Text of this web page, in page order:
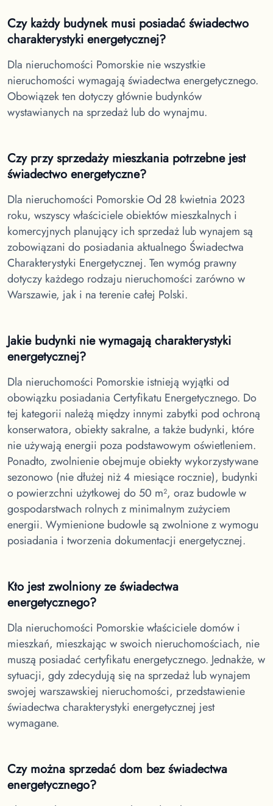
Czy każdy budynek musi posiadać świadectwo
charakterystyki energetycznej?
Dla nieruchomości Pomorskie nie wszystkie
nieruchomości wymagają świadectwa energetycznego.
Obowiązek ten dotyczy głównie budynków
wystawianych na sprzedaż lub do wynajmu.
Czy przy sprzedaży mieszkania potrzebne jest
świadectwo energetyczne?
Dla nieruchomości PomorskieOd 28 kwietnia 2023
roku, wszyscy właściciele obiektów mieszkalnych i
komercyjnych planujący ich sprzedaż lub wynajem są
zobowiązani do posiadania aktualnego Świadectwa
Charakterystyki Energetycznej. Ten wymóg prawny
dotyczy każdego rodzaju nieruchomości zarówno w
Warszawie, jak i na terenie całej Polski.
Jakie budynki nie wymagają charakterystyki
energetycznej?
Dla nieruchomości Pomorskie istnieją wyjątki od
obowiązku posiadania Certyfikatu Energetycznego. Do
tej kategorii należą między innymi zabytki pod ochroną
konserwatora, obiekty sakralne, a także budynki, które
nie używają energii poza podstawowym oświetleniem.
Ponadto, zwolnienie obejmuje obiekty wykorzystywane
sezonowo (nie dłużej niż 4 miesiące rocznie), budynki
o powierzchni użytkowej do 50 m², oraz budowle w
gospodarstwach rolnych z minimalnym zużyciem
energii. Wymienione budowle są zwolnione z wymogu
posiadania i tworzenia dokumentacji energetycznej.
Kto jest zwolniony ze świadectwa
energetycznego?
Dla nieruchomości Pomorskiewłaściciele domów i
mieszkań, mieszkając w swoich nieruchomościach, nie
muszą posiadać certyfikatu energetycznego. Jednakże, w
sytuacji, gdy zdecydują się na sprzedaż lub wynajem
swojej warszawskiej nieruchomości, przedstawienie
świadectwa charakterystyki energetycznej jest
wymagane.
Czy można sprzedać dom bez świadectwa
energetycznego?